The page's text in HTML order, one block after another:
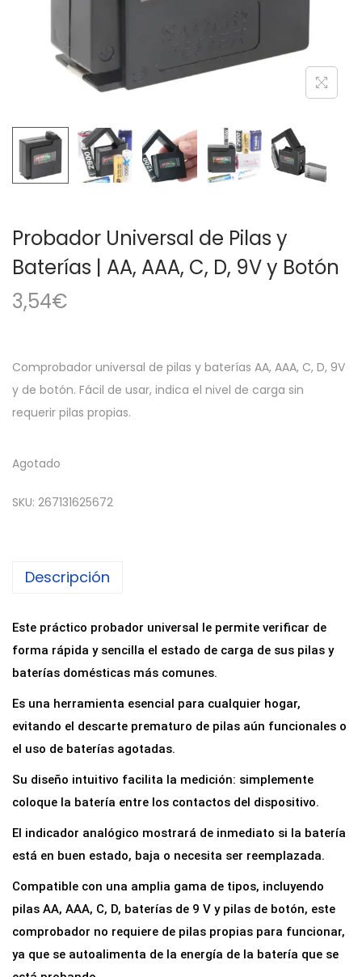
ó
Probador Universal de Pilas y
Baterías | AA, AAA, C, D, 9V y Botón
3,54€
Comprobador universal de pilas y baterías AA, AAA, C, D, 9V
y de botón. Fácil de usar, indica el nivel de carga sin
requerir pilas propias.
Agotado
SKU: 267131625672
Descripción
Este práctico probador universal le permite verificar de
forma rápida y sencilla el estado de carga de sus pilas y
baterías domésticas más comunes.
Es una herramienta esencial para cualquier hogar,
evitando el descarte prematuro de pilas aún funcionales o
el uso de baterías agotadas.
Su diseño intuitivo facilita la medición: simplemente
coloque la batería entre los contactos del dispositivo.
El indicador analógico mostrará de inmediato si la batería
está en buen estado, baja o necesita ser reemplazada.
Compatible con una amplia gama de tipos, incluyendo
pilas AA, AAA, C, D, baterías de 9 V y pilas de botón, este
comprobador no requiere de pilas propias para funcionar,
ya que se autoalimenta de la energía de la batería que se